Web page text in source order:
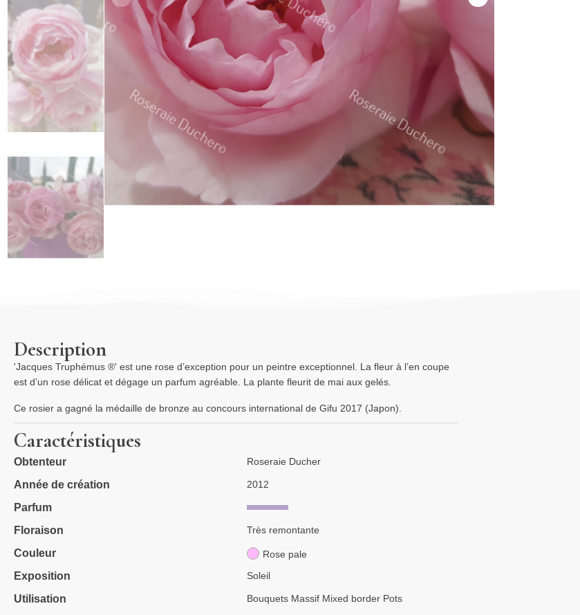
Description
'Jacques Truphémus ®' est une rose d’exception pour un peintre exceptionnel. La fleur à l’en coupe
est d’un rose délicat et dégage un parfum agréable. La plante fleurit de mai aux gelés.
Ce rosier a gagné la médaille de bronze au concours international de Gifu 2017 (Japon).
Caractéristiques
Obtenteur Roseraie Ducher
Année de création 2012
Parfum
Floraison
Très remontante
Couleur Rose pale
Exposition Soleil
Utilisation Bouquets Massif Mixed border Pots